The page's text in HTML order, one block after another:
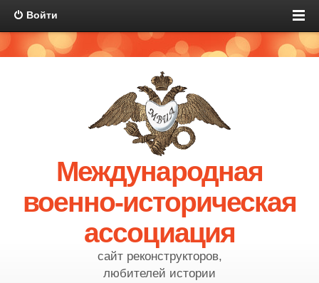
Войти
Международная
военно-историческая
ассоциация
сайт реконструкторов,
любителей истории